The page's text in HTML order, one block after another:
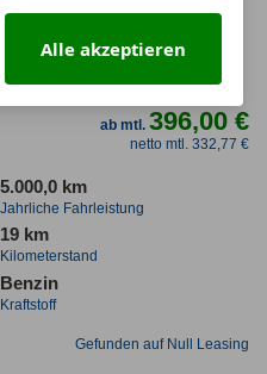
JCW Trim
ab mtl.396,00 €
netto mtl. 332,77 €
5.000,0 km
Jahrliche Fahrleistung
19 km
Kilometerstand
Benzin
Kraftstoff
Gefunden auf Null Leasing
Alle akzeptieren